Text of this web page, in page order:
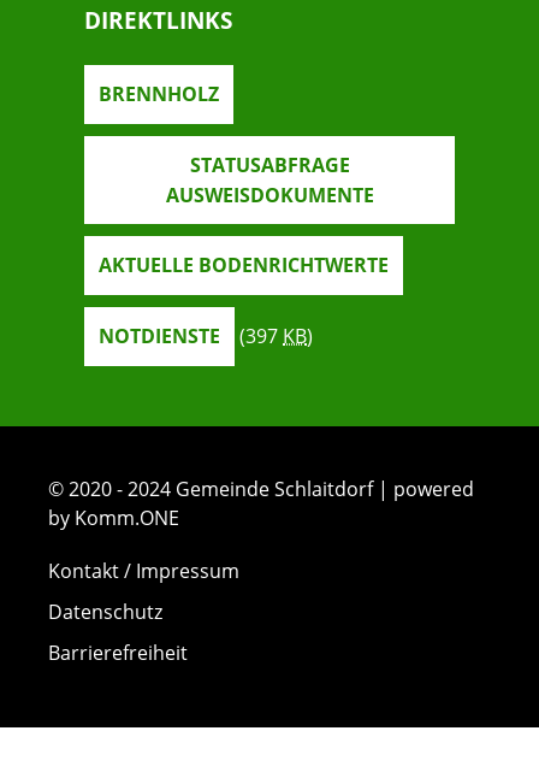
DIREKTLINKS
BRENNHOLZ
STATUSABFRAGE
AUSWEISDOKUMENTE
AKTUELLE BODENRICHTWERTE
NOTDIENSTE (397 KB)
© 2020 - 2024 Gemeinde Schlaitdorf | powered
by Komm.ONE
Kontakt / Impressum
Datenschutz
Barrierefreiheit